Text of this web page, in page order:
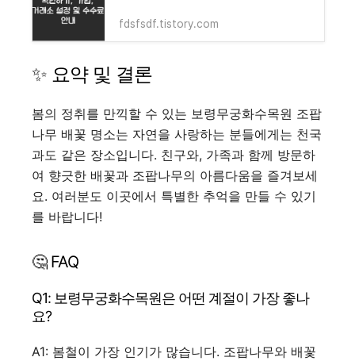
fdsfsdf.tistory.com
✨ 요약 및 결론
봄의 정취를 만끽할 수 있는 보령무궁화수목원 조팝
나무 배꽃 명소는 자연을 사랑하는 분들에게는 천국
과도 같은 장소입니다. 친구와, 가족과 함께 방문하
여 향긋한 배꽃과 조팝나무의 아름다움을 즐겨보세
요. 여러분도 이곳에서 특별한 추억을 만들 수 있기
를 바랍니다!
🤔 FAQ
Q1: 보령무궁화수목원은 어떤 계절이 가장 좋나
요?
A1: 봄철이 가장 인기가 많습니다. 조팝나무와 배꽃